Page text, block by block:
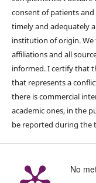
consent of patients
timely and adequately
institution of origin.
affiliations and all
informed. I certify that
that represents a
there is commercial
academic ones, in the
be reported during the
No